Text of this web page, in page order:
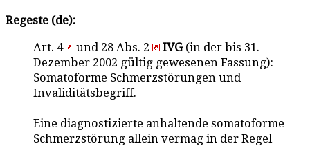
Regeste (de):
Art. 4 und 28 Abs. 2 IVG(in der bis 31.
Dezember 2002 gültig gewesenen Fassung):
Somatoforme Schmerzstörungen und
Invaliditätsbegriff.
Eine diagnostizierte anhaltende somatoforme
Schmerzstörung allein vermag in der Regel